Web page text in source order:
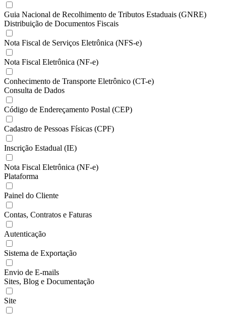
Guia Nacional de Recolhimento de Tributos Estaduais (GNRE)
Distribuição de Documentos Fiscais
Nota Fiscal de Serviços Eletrônica (NFS-e)
Nota Fiscal Eletrônica (NF-e)
Conhecimento de Transporte Eletrônico (CT-e)
Consulta de Dados
Código de Endereçamento Postal (CEP)
Cadastro de Pessoas Físicas (CPF)
Inscrição Estadual (IE)
Nota Fiscal Eletrônica (NF-e)
Plataforma
Painel do Cliente
Contas, Contratos e Faturas
Autenticação
Sistema de Exportação
Envio de E-mails
Sites, Blog e Documentação
Site